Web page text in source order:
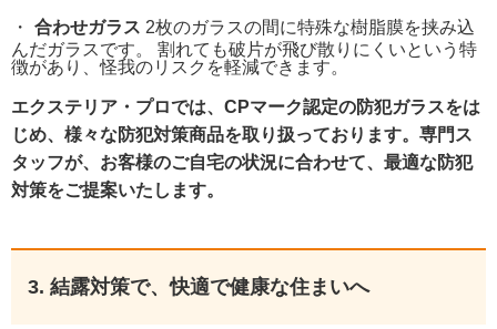
合わせガラス 2枚のガラスの間に特殊な樹脂膜を挟み込
んだガラスです。 割れても破片が飛び散りにくいという特
徴があり、怪我のリスクを軽減できます。
エクステリア・プロでは、CPマーク認定の防犯ガラスをは
じめ、様々な防犯対策商品を取り扱っております。専門ス
タッフが、お客様のご自宅の状況に合わせて、最適な防犯
対策をご提案いたします。
3. 結露対策で、快適で健康な住まいへ